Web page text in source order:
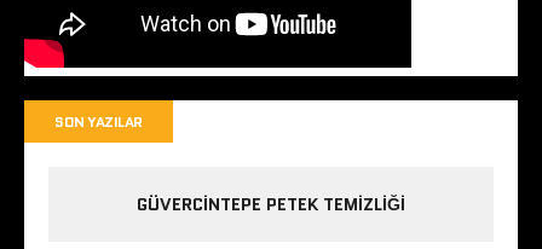
SON YAZILAR
GÜVERCINTEPE PETEK TEMIZLIĞI